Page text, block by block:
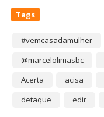
Tags
#vemcasadamulher
@marcelolimasbc
Acerta
acisa
detaque
edir